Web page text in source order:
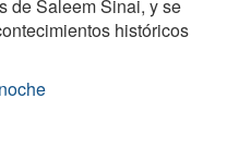
de Saleem Sinai, y se
históricos